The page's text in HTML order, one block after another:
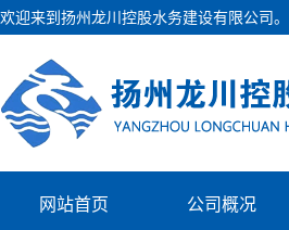
欢迎来到扬州龙川控股水务建设有限公司。
网站首页 公司概况